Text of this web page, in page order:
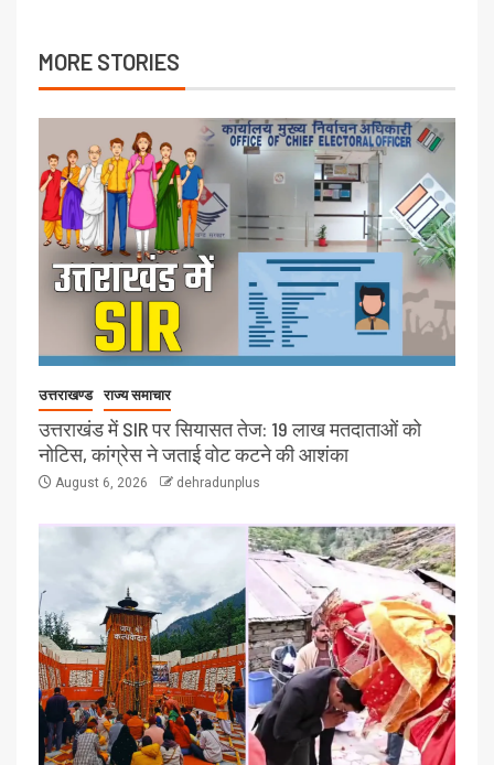
MORE STORIES
उत्तराखण्ड राज्य समाचार
उत्तराखंड में SIR पर सियासत तेज: 19 लाख मतदाताओं को
नोटिस, कांग्रेस ने जताई वोट कटने की आशंका
August 6, 2026 dehradunplus